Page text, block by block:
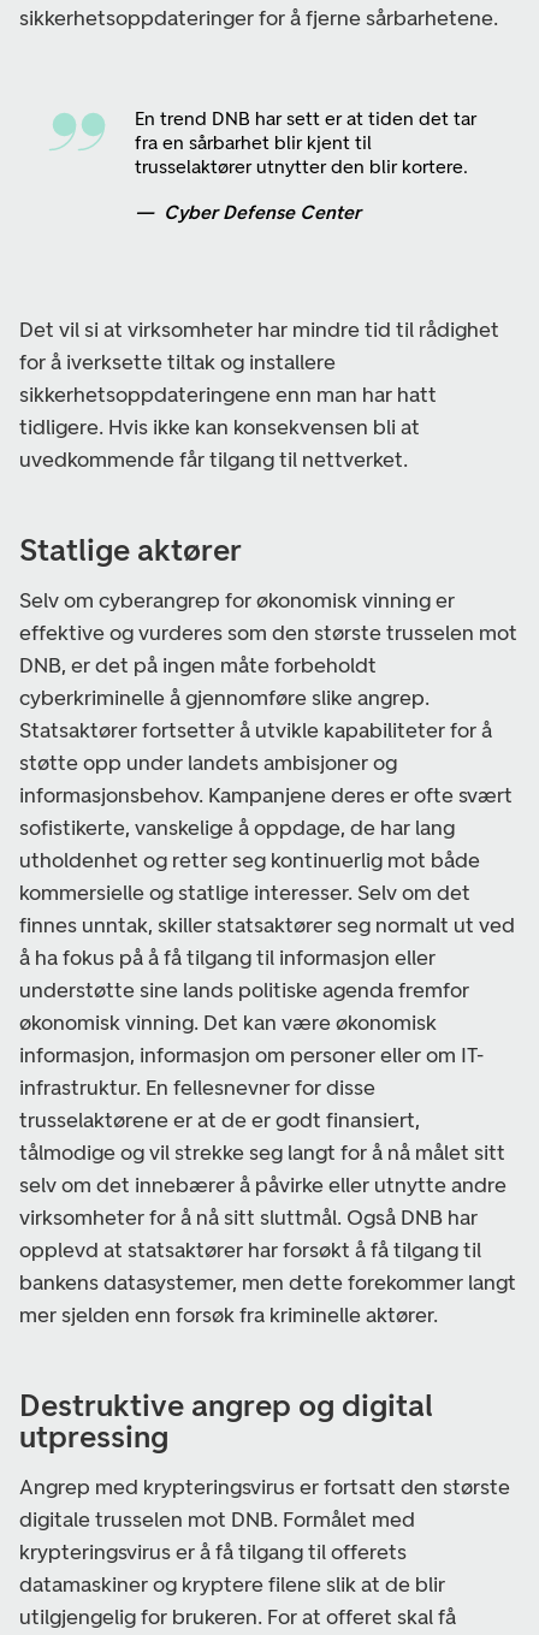
sikkerhetsoppdateringer for å fjerne sårbarhetene.
En trend DNB har sett er at tiden det tar
fra en sårbarhet blir kjent til
trusselaktører utnytter den blir kortere.
Cyber Defense Center
Det vil si at virksomheter har mindre tid til rådighet
for å iverksette tiltak og installere
sikkerhetsoppdateringene enn man har hatt
tidligere. Hvis ikke kan konsekvensen bli at
uvedkommende får tilgang til nettverket.
Statlige aktører
Selv om cyberangrep for økonomisk vinning er
effektive og vurderes som den største trusselen mot
DNB, er det på ingen måte forbeholdt
cyberkriminelle å gjennomføre slike angrep.
Statsaktører fortsetter å utvikle kapabiliteter for å
støtte opp under landets ambisjoner og
informasjonsbehov. Kampanjene deres er ofte svært
sofistikerte, vanskelige å oppdage, de har lang
utholdenhet og retter seg kontinuerlig mot både
kommersielle og statlige interesser. Selv om det
finnes unntak, skiller statsaktører seg normalt ut ved
å ha fokus på å få tilgang til informasjon eller
understøtte sine lands politiske agenda fremfor
økonomisk vinning. Det kan være økonomisk
informasjon, informasjon om personer eller om IT-
infrastruktur. En fellesnevner for disse
trusselaktørene er at de er godt finansiert,
tålmodige og vil strekke seg langt for å nå målet sitt
selv om det innebærer å påvirke eller utnytte andre
virksomheter for å nå sitt sluttmål. Også DNB har
opplevd at statsaktører har forsøkt å få tilgang til
bankens datasystemer, men dette forekommer langt
mer sjelden enn forsøk fra kriminelle aktører.
Destruktive angrep og digital
utpressing
Angrep med krypteringsvirus er fortsatt den største
digitale trusselen mot DNB. Formålet med
krypteringsvirus er å få tilgang til offerets
datamaskiner og kryptere filene slik at de blir
utilgjengelig for brukeren. For at offeret skal få